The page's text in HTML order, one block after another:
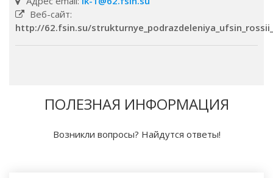
Веб-сайт:
http://62.fsin.su/
ПОЛЕЗНАЯ ИНФОРМАЦИЯ
Возникли вопросы? Найдутся ответы!